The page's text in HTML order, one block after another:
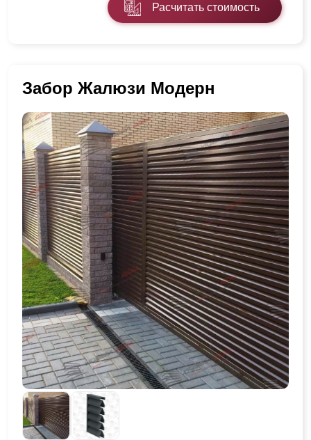
Расчитать стоимость
Забор Жалюзи Модерн